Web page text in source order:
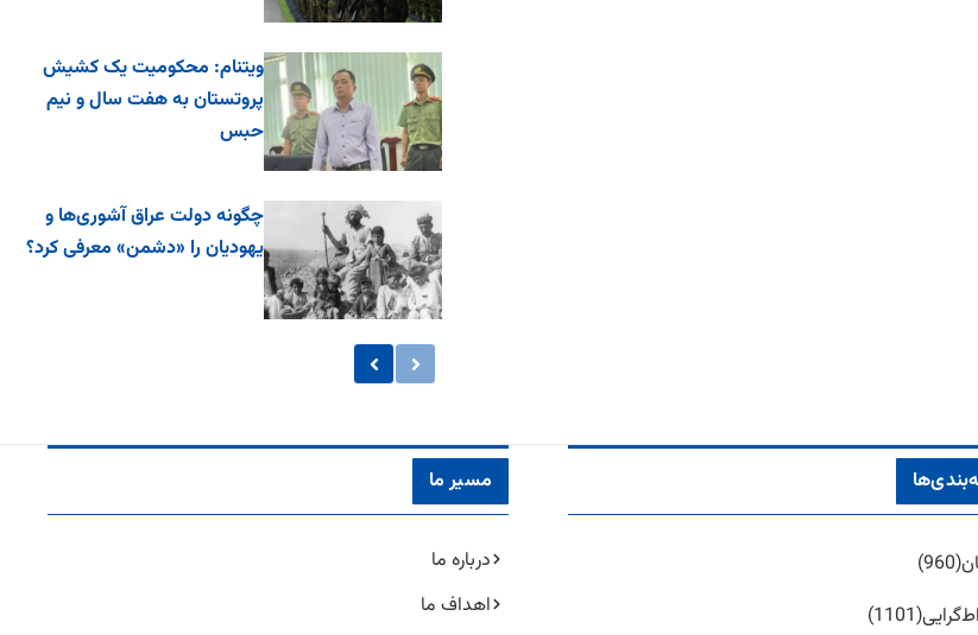
ویتنام: محکومیت یک کشیش
پروتستان به هفت سال و نیم
حبس
چگونه دولت عراق آشوری‌ها و
یهودیان را «دشمن» معرفی کرد؟
(960)
(1101)
مسیر ما
درباره ما
اهداف ما